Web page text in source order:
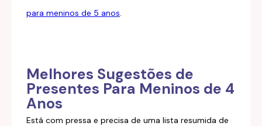
para meninos de 5 anos.
Melhores Sugestões de
Presentes Para Meninos de 4
Anos
Está com pressa e precisa de uma lista resumida de